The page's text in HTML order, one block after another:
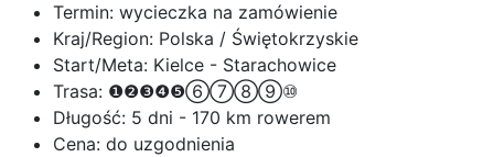
Termin: wycieczka na zamówienie
Kraj/Region: Polska / Świętokrzyskie
Start/Meta: Kielce - Starachowice
Trasa: ❶❷❸❹❺⑥⑦⑧⑨⑩
Długość: 5 dni - 170 km rowerem
Cena: do uzgodnienia